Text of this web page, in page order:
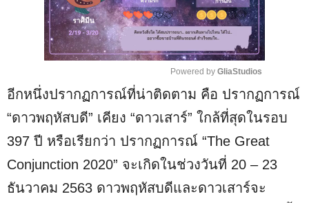
u
t
e
Powered by GliaStudios
อีกหนึ่งปรากฏการณ์ที่น่าติดตาม คือ ปรากฏการณ์
“ดาวพฤหัสบดี” เคียง “ดาวเสาร์” ใกล้ที่สุดในรอบ
397 ปี หรือเรียกว่า ปรากฏการณ์ “The Great
Conjunction 2020” จะเกิดในช่วงวันที่ 20 – 23
ธันวาคม 2563 ดาวพฤหัสบดีและดาวเสาร์จะ